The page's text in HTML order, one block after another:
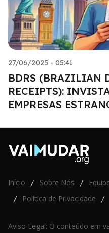
27/06/2025 - 05:41
BDRS (BRAZILIAN
RECEIPTS):
EMPRESAS
Início / Sobre Nós /
/ Política de Privacidade /
Aviso Legal: O conteúdo em